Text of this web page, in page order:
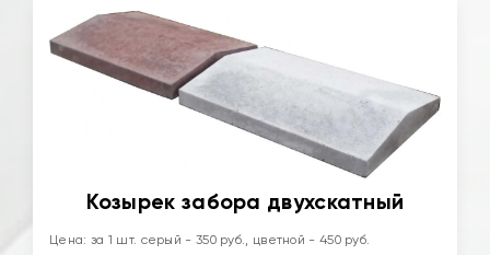
Козырек забора двухскатный
Цена: за 1 шт. серый - 350 руб., цветной - 450 руб.